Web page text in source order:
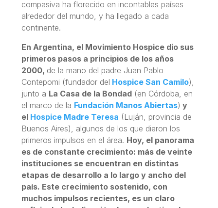
compasiva ha florecido en incontables países
alrededor del mundo, y ha llegado a cada
continente.
En Argentina, el Movimiento Hospice dio sus
primeros pasos a principios de los años
2000, de la mano del padre Juan Pablo
Contepomi (fundador del Hospice San Camilo),
junto a La Casa de la Bondad (en Córdoba, en
el marco de la Fundación Manos Abiertas) y
el Hospice Madre Teresa (Luján, provincia de
Buenos Aires), algunos de los que dieron los
primeros impulsos en el área. Hoy, el panorama
es de constante crecimiento: más de veinte
instituciones se encuentran en distintas
etapas de desarrollo a lo largo y ancho del
país. Este crecimiento sostenido, con
muchos impulsos recientes, es un claro